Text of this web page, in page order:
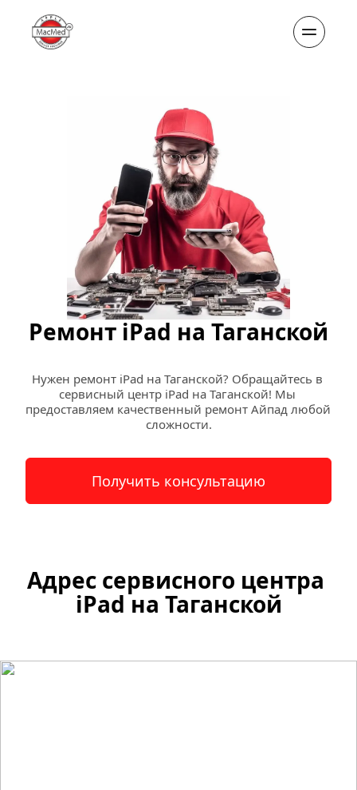
Ремонт iPad на Таганской
Нужен ремонт iPad на Таганской? Обращайтесь в
сервисный центр iPad на Таганской! Мы
предоставляем качественный ремонт Айпад любой
сложности.
Получить консультацию
Адрес сервисного центра
iPad на Таганской